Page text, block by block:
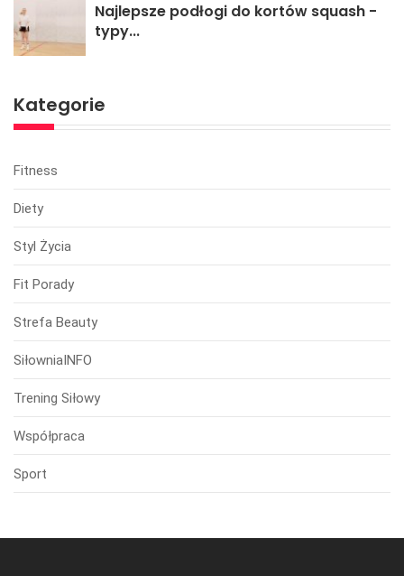
Najlepsze podłogi do kortów squash -
typy...
Kategorie
Fitness
Diety
Styl Życia
Fit Porady
Strefa Beauty
SiłowniaINFO
Trening Siłowy
Współpraca
Sport